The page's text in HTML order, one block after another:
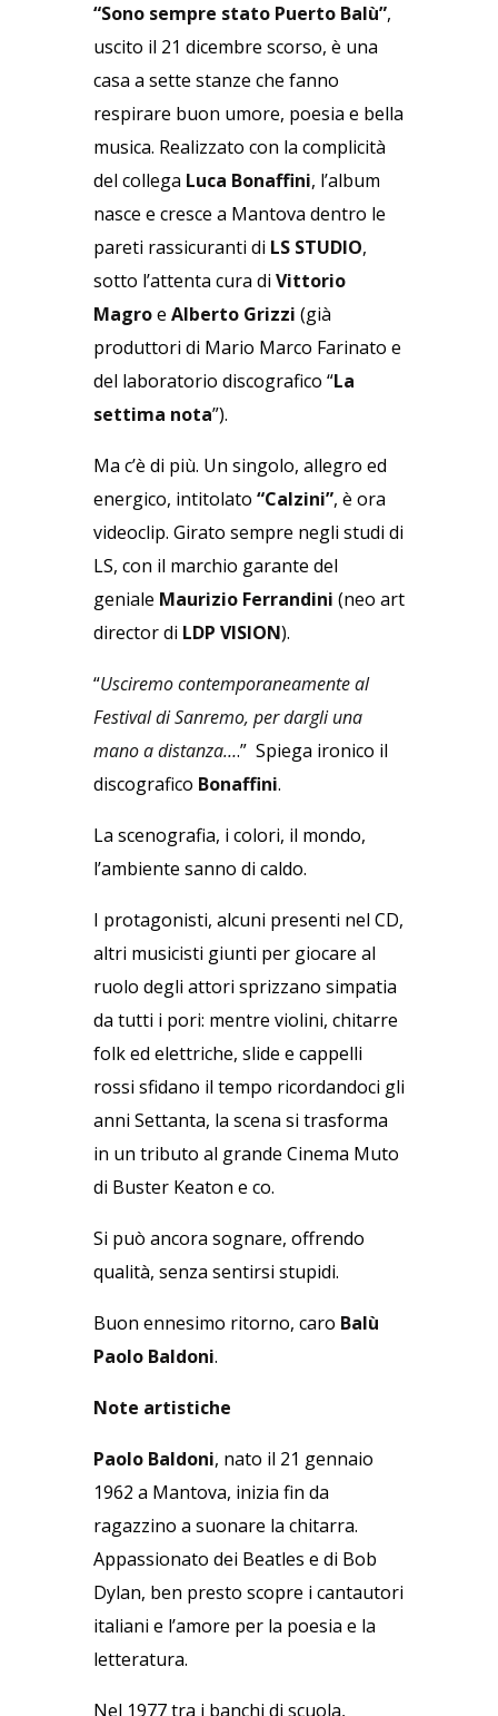
“Sono sempre stato Puerto Balù”,
uscito il 21 dicembre scorso, è una
casa a sette stanze che fanno
respirare buon umore, poesia e bella
musica. Realizzato con la complicità
del collega Luca Bonaffini, l’album
nasce e cresce a Mantova dentro le
pareti rassicuranti di LS STUDIO,
sotto l’attenta cura di Vittorio
Magroe Alberto Grizzi (già
produttori di Mario Marco Farinato e
del laboratorio discografico “La
settima nota”).
Ma c’è di più. Un singolo, allegro ed
energico, intitolato “Calzini”, è ora
videoclip. Girato sempre negli studi di
LS, con il marchio garante del
geniale Maurizio Ferrandini (neo art
director di LDP VISION).
“Usciremo contemporaneamente al
Festival di Sanremo, per dargli una
mano a distanza….” Spiega ironico il
discografico Bonaffini.
La scenografia, i colori, il mondo,
l’ambiente sanno di caldo.
I protagonisti, alcuni presenti nel CD,
altri musicisti giunti per giocare al
ruolo degli attori sprizzano simpatia
da tutti i pori: mentre violini, chitarre
folk ed elettriche, slide e cappelli
rossi sfidano il tempo ricordandoci gli
anni Settanta, la scena si trasforma
in un tributo al grande Cinema Muto
di Buster Keaton e co.
Si può ancora sognare, offrendo
qualità, senza sentirsi stupidi.
Buon ennesimo ritorno, caro Balù
Paolo Baldoni.
Note artistiche
Paolo Baldoni, nato il 21 gennaio
1962 a Mantova, inizia fin da
ragazzino a suonare la chitarra.
Appassionato dei Beatles e di Bob
Dylan, ben presto scopre i cantautori
italiani e l’amore per la poesia e la
letteratura.
Nel 1977 tra i banchi di scuola,